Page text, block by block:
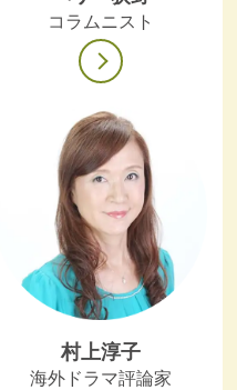
コラムニスト
村上淳子
海外ドラマ評論家